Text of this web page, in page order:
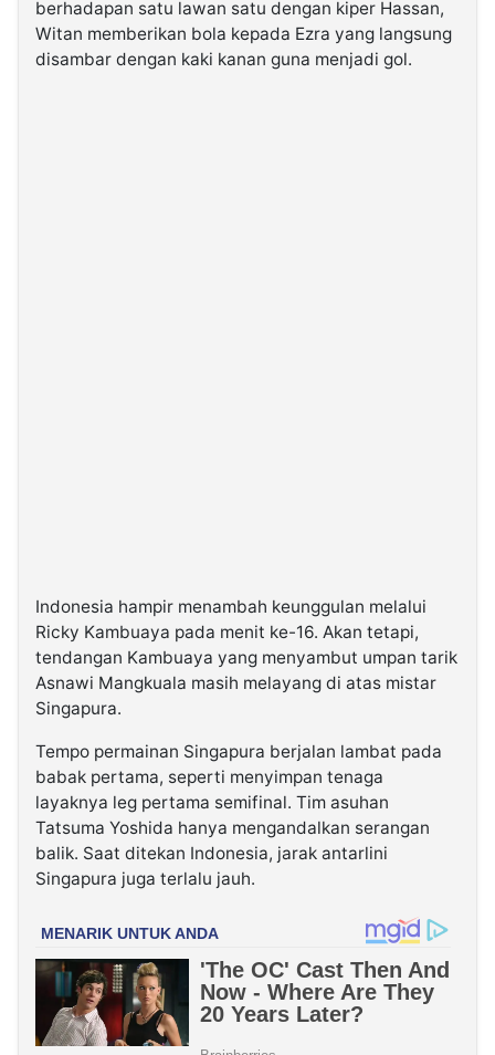
berhadapan satu lawan satu dengan kiper Hassan,
Witan memberikan bola kepada Ezra yang langsung
disambar dengan kaki kanan guna menjadi gol.
Indonesia hampir menambah keunggulan melalui
Ricky Kambuaya pada menit ke-16. Akan tetapi,
tendangan Kambuaya yang menyambut umpan tarik
Asnawi Mangkuala masih melayang di atas mistar
Singapura.
Tempo permainan Singapura berjalan lambat pada
babak pertama, seperti menyimpan tenaga
layaknya leg pertama semifinal. Tim asuhan
Tatsuma Yoshida hanya mengandalkan serangan
balik. Saat ditekan Indonesia, jarak antarlini
Singapura juga terlalu jauh.